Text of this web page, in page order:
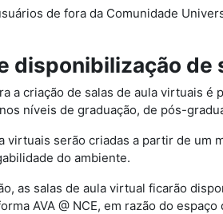
de fora da Comunidade
disponibilização de
a criação de salas de aula virtuais
níveis de graduação, de pós-
virtuais serão criadas a partir de um
do ambiente.
as salas de aula virtual ficarão
AVA @ NCE, em razão do